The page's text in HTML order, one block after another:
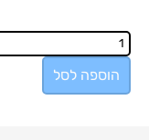
הוספה לסל